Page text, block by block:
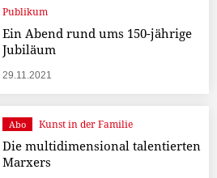
Publikum
Ein Abend rund ums 150-jährige
Jubiläum
29.11.2021
Abo Kunst in der Familie
Die multidimensional talentierten
Marxers